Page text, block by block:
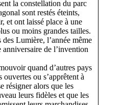
la constellation du parc
sont restés éteints,
et ont laissé place à une
ou moins grandes tailles.
Lumière, l’année même
de l’invention
quand d’autres pays
ou s’apprêtent à
résigner alors que les
leurs fidèles et que les